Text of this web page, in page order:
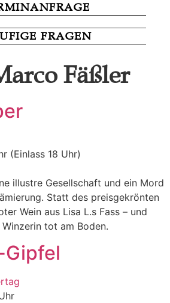
FRAGEN
Fäßler
(Einlass 18 Uhr)
illustre Gesellschaft und ein Mord
Statt des preisgekrönten
Wein aus Lisa L.s Fass – und
tot am Boden.